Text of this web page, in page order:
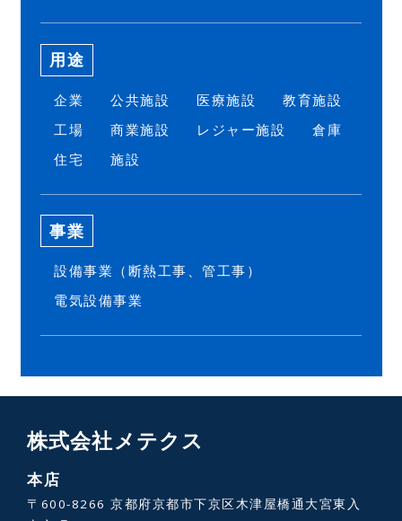
用途
企業 公共施設 医療施設
教育施設
工場
商業施設 レジャー施設
倉庫
住宅
施設
事業
設備事業（断熱工事、管工事）
電気設備事業
株式会社メテクス
本店
〒600-8266 京都府京都市下京区木津屋橋通大宮東入